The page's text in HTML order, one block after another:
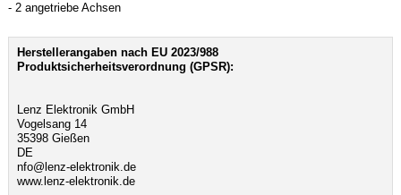
- 2 angetriebe Achsen
Herstellerangaben nach EU 2023/988
Produktsicherheitsverordnung (GPSR):
Lenz Elektronik GmbH
Vogelsang 14
35398 Gießen
DE
nfo@lenz-elektronik.de
www.lenz-elektronik.de